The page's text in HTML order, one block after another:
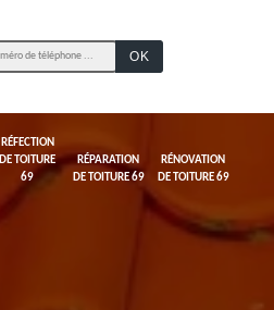
RÉFECTION
DE TOITURE
69
RÉPARATION
DE TOITURE 69
RÉNOVATION
DE TOITURE 69